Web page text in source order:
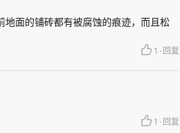
面的铺砖都有被腐蚀的痕迹，而且松
1 · 回复
1 · 回复